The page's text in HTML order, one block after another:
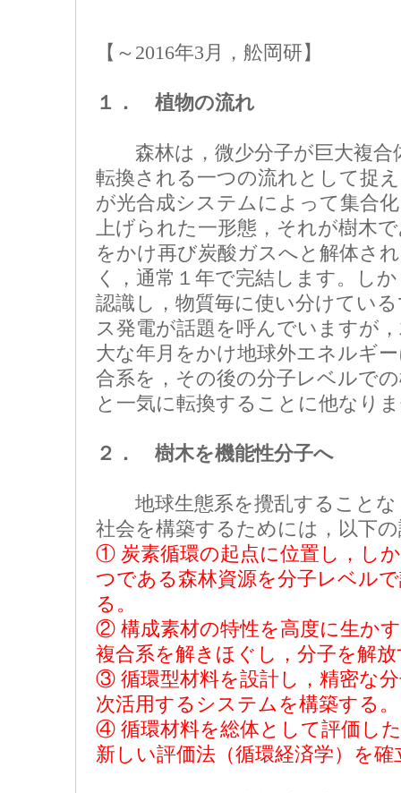
【～2016年3月，舩岡研】
１． 植物の流れ
森林は，微少分子が巨大複合
転換される一つの流れとして捉
が光合成システムによって集合
上げられた一形態，それが樹木
をかけ再び炭酸ガスへと解体さ
く，通常１年で完結します。し
認識し，物質毎に使い分けてい
ス発電が話題を呼んでいますが
大な年月をかけ地球外エネルギ
合系を，その後の分子レベルで
と一気に転換することに他なり
２． 樹木を機能性分子へ
地球生態系を攪乱することな
社会を構築するためには，以下
① 炭素循環の起点に位置し，し
つである森林資源を分子レベル
る。
② 構成素材の特性を高度に生か
複合系を解きほぐし，分子を解
③ 循環型材料を設計し，精密な
次活用するシステムを構築する。
④ 循環材料を総体として評価し
新しい評価法（循環経済学）を確